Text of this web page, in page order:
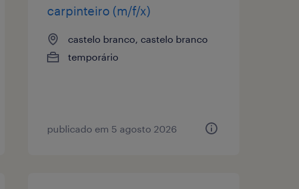
carpinteiro (m/f/x)
castelo branco, castelo branco
temporário
publicado em 5 agosto 2026